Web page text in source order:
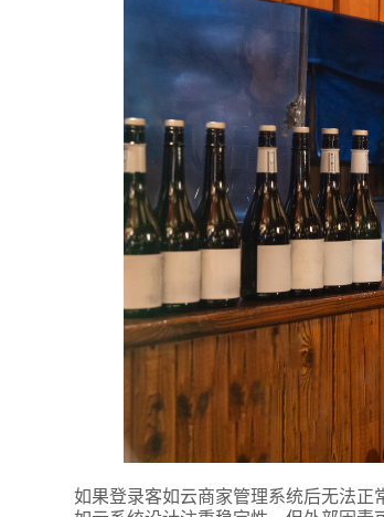
如果登录客如云商家管理系统后无法